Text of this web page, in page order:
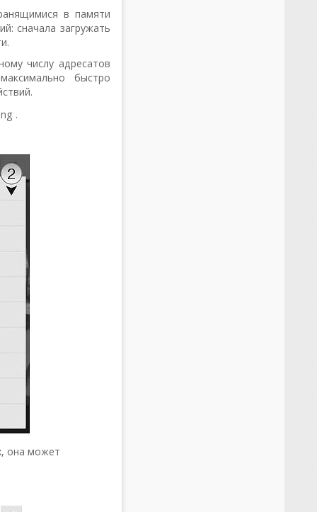
в памяти
сначала загружать
числу адресатов
быстро
.
она может